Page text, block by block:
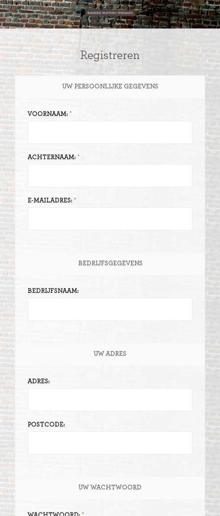
Registreren
UW PERSOONLIJKE GEGEVENS
VOORNAAM:
ACHTERNAAM:
E-MAILADRES:
BEDRIJFSGEGEVENS
BEDRIJFSNAAM:
UW ADRES
ADRES:
POSTCODE:
UW WACHTWOORD